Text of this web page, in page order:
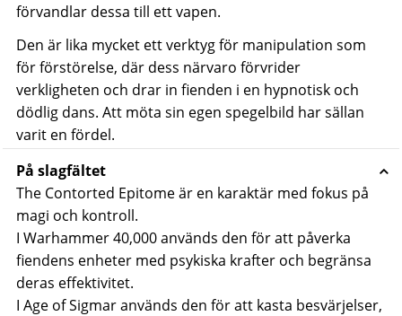
förvandlar dessa till ett vapen.
Den är lika mycket ett verktyg för manipulation som
för förstörelse, där dess närvaro förvrider
verkligheten och drar in fienden i en hypnotisk och
dödlig dans. Att möta sin egen spegelbild har sällan
varit en fördel.
På slagfältet
The Contorted Epitome är en karaktär med fokus på
magi och kontroll.
I Warhammer 40,000 används den för att påverka
fiendens enheter med psykiska krafter och begränsa
deras effektivitet.
I Age of Sigmar används den för att kasta besvärjelser,